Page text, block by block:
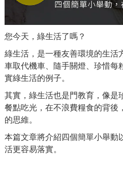
您今天，綠生活了嗎？
綠生活，是一種友善環境的生活
車取代機車、隨手關燈、珍惜
實綠生活的例子。
其實，綠生活也是門教育，像是
餐點吃光，在不浪費糧食的背後
的思維。
本篇文章將介紹四個簡單小舉動
活更容易落實。